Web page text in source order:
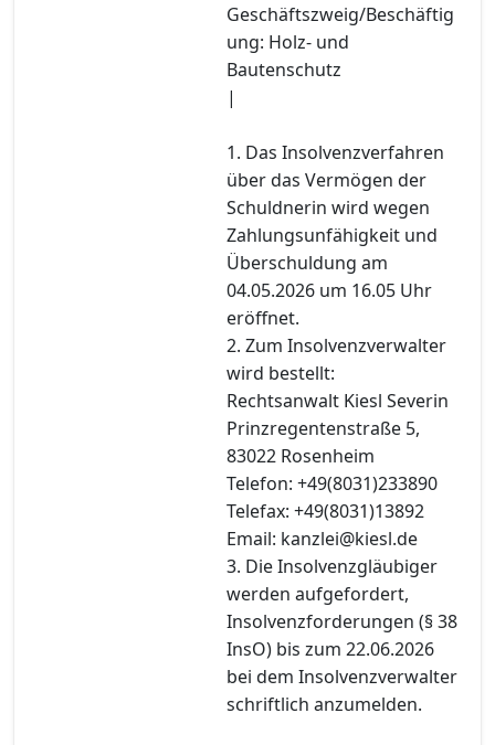
Geschäftszweig/Beschäftig
ung: Holz- und
Bautenschutz
|
1. Das Insolvenzverfahren
über das Vermögen der
Schuldnerin wird wegen
Zahlungsunfähigkeit und
Überschuldung am
04.05.2026 um 16.05 Uhr
eröffnet.
2. Zum Insolvenzverwalter
wird bestellt:
Rechtsanwalt Kiesl Severin
Prinzregentenstraße 5,
83022 Rosenheim
Telefon: +49(8031)233890
Telefax: +49(8031)13892
Email: kanzlei@kiesl.de
3. Die Insolvenzgläubiger
werden aufgefordert,
Insolvenzforderungen (§ 38
InsO) bis zum 22.06.2026
bei dem Insolvenzverwalter
schriftlich anzumelden.